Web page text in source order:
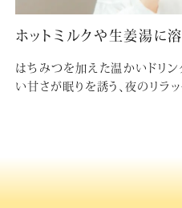
ホットミルクや生姜湯に
はちみつを加えた温かいドリン
い甘さが眠りを誘う、夜のリラッ